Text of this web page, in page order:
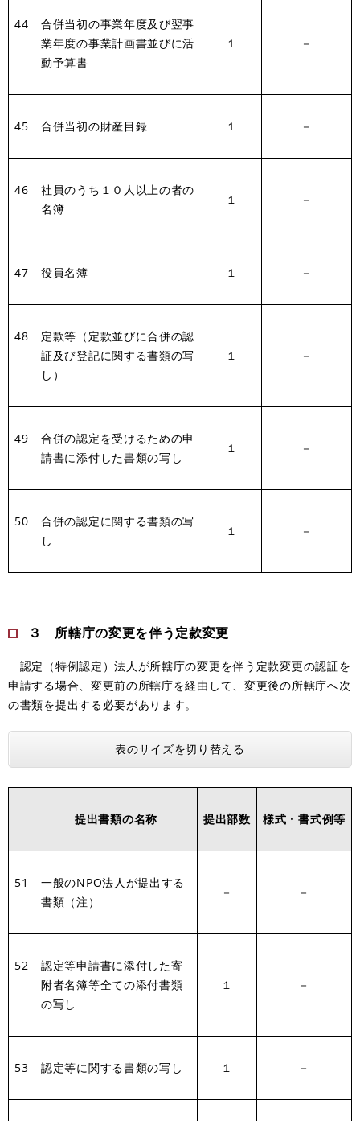
44
合併当初の事業年度及び翌事
業年度の事業計画書並びに活
動予算書
１ －
45 合併当初の財産目録 １ －
46
社員のうち１０人以上の者の
名簿
１ －
47 役員名簿 １ －
48
定款等（定款並びに合併の認
証及び登記に関する書類の写
し）
１ －
49
合併の認定を受けるための申
請書に添付した書類の写し
１ －
50
合併の認定に関する書類の写
し
１ －
３ 所轄庁の変更を伴う定款変更
認定（特例認定）法人が所轄庁の変更を伴う定款変更の認証を
申請する場合、変更前の所轄庁を経由して、変更後の所轄庁へ次
の書類を提出する必要があります。
表のサイズを切り替える
提出書類の名称 提出部数 様式・書式例等
51
一般のNPO法人が提出する
書類（注）
－ －
52
認定等申請書に添付した寄
附者名簿等全ての添付書類
の写し
１ －
53 認定等に関する書類の写し １ －